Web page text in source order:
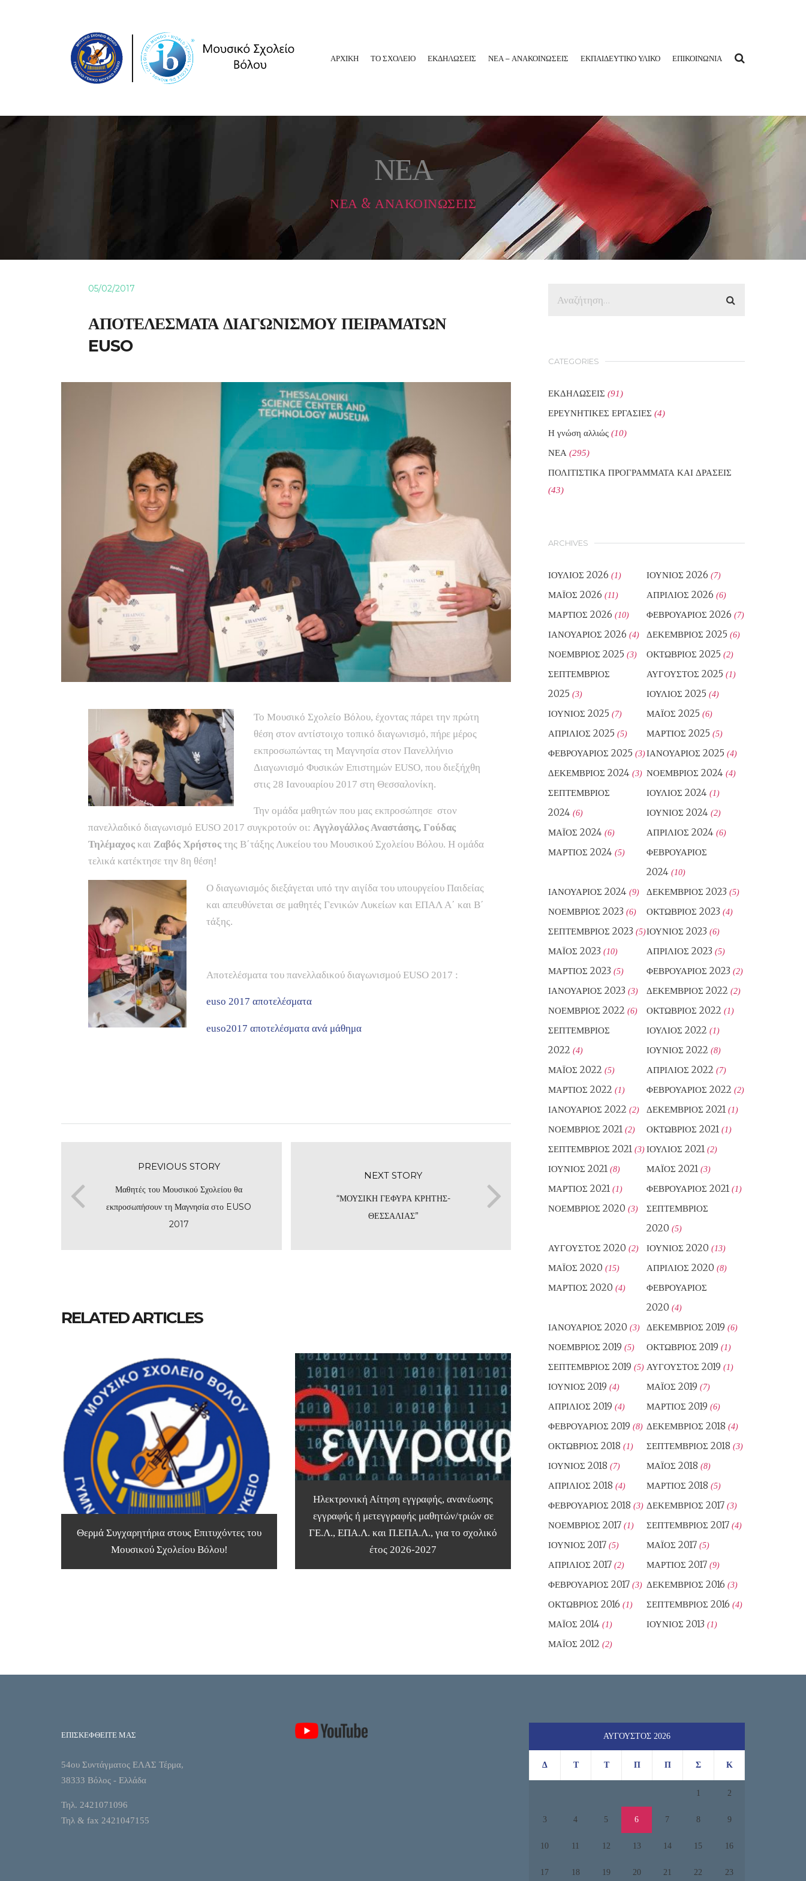
ΑΡΧΙΚΗ ΤΟ ΣΧΟΛΕΙΟ ΕΚΔΗΛΩΣΕΙΣ ΝΕΑ – ΑΝΑΚΟΙΝΩΣΕΙΣ ΕΚΠΑΙΔΕΥΤΙΚΟ ΥΛΙΚΟ ΕΠΙΚΟΙΝΩΝΙΑ
ΝΕΑ
ΝΕΑ & ΑΝΑΚΟΙΝΩΣΕΙΣ
05/02/2017
ΑΠΟΤΕΛΕΣΜΑΤΑ ΔΙΑΓΩΝΙΣΜΟΥ ΠΕΙΡΑΜΑΤΩΝ
EUSO
Το Μουσικό Σχολείο Βόλου, έχοντας πάρει την πρώτη
θέση στον αντίστοιχο τοπικό διαγωνισμό, πήρε μέρος
εκπροσωπώντας τη Μαγνησία στον Πανελλήνιο
Διαγωνισμό Φυσικών Επιστημών EUSO, που διεξήχθη
στις 28 Ιανουαρίου 2017 στη Θεσσαλονίκη.
Την ομάδα μαθητών που μας εκπροσώπησε στον
πανελλαδικό διαγωνισμό EUSO 2017 συγκροτούν οι: Αγγλογάλλος Αναστάσης, Γούδας
Τηλέμαχος και Ζαβός Χρήστος της Β΄τάξης Λυκείου του Μουσικού Σχολείου Βόλου. Η ομάδα
τελικά κατέκτησε την 8η θέση!
Ο διαγωνισμός διεξάγεται υπό την αιγίδα του υπουργείου Παιδείας
και απευθύνεται σε μαθητές Γενικών Λυκείων και ΕΠΑΛ Α΄ και Β΄
τάξης.
Αποτελέσματα του πανελλαδικού διαγωνισμού EUSO 2017 :
euso 2017 αποτελέσματα
euso2017 αποτελέσματα ανά μάθημα
PREVIOUS STORY
Μαθητές του Μουσικού Σχολείου θα
εκπροσωπήσουν τη Μαγνησία στο EUSO
2017
NEXT STORY
“ΜΟΥΣΙΚΗ ΓΕΦΥΡΑ ΚΡΗΤΗΣ-
ΘΕΣΣΑΛΙΑΣ”
RELATED ARTICLES
Θερμά Συγχαρητήρια στους Επιτυχόντες του
Μουσικού Σχολείου Βόλου!
Ηλεκτρονική Αίτηση εγγραφής, ανανέωσης
εγγραφής ή μετεγγραφής μαθητών/τριών σε
ΓΕ.Λ., ΕΠΑ.Λ. και Π.ΕΠΑ.Λ., για το σχολικό
έτος 2026-2027
CATEGORIES
ΕΚΔΗΛΩΣΕΙΣ (91)
ΕΡΕΥΝΗΤΙΚΕΣ ΕΡΓΑΣΙΕΣ (4)
Η γνώση αλλιώς (10)
ΝΕΑ (295)
ΠΟΛΙΤΙΣΤΙΚΑ ΠΡΟΓΡΑΜΜΑΤΑ ΚΑΙ ΔΡΑΣΕΙΣ
(43)
ARCHIVES
ΙΟΎΛΙΟΣ 2026 (1) ΙΟΎΝΙΟΣ 2026 (7)
ΜΆΙΟΣ 2026 (11) ΑΠΡΊΛΙΟΣ 2026 (6)
ΜΆΡΤΙΟΣ 2026 (10) ΦΕΒΡΟΥΆΡΙΟΣ 2026 (7)
ΙΑΝΟΥΆΡΙΟΣ 2026 (4) ΔΕΚΈΜΒΡΙΟΣ 2025 (6)
ΝΟΈΜΒΡΙΟΣ 2025 (3) ΟΚΤΏΒΡΙΟΣ 2025 (2)
ΣΕΠΤΈΜΒΡΙΟΣ
2025 (3)
ΑΎΓΟΥΣΤΟΣ 2025 (1)
ΙΟΎΛΙΟΣ 2025 (4)
ΙΟΎΝΙΟΣ 2025 (7) ΜΆΙΟΣ 2025 (6)
ΑΠΡΊΛΙΟΣ 2025 (5) ΜΆΡΤΙΟΣ 2025 (5)
ΦΕΒΡΟΥΆΡΙΟΣ 2025 (3)ΙΑΝΟΥΆΡΙΟΣ 2025 (4)
ΔΕΚΈΜΒΡΙΟΣ 2024 (3) ΝΟΈΜΒΡΙΟΣ 2024 (4)
ΣΕΠΤΈΜΒΡΙΟΣ
2024 (6)
ΙΟΎΛΙΟΣ 2024 (1)
ΙΟΎΝΙΟΣ 2024 (2)
ΜΆΙΟΣ 2024 (6) ΑΠΡΊΛΙΟΣ 2024 (6)
ΜΆΡΤΙΟΣ 2024 (5)
ΦΕΒΡΟΥΆΡΙΟΣ
2024 (10)
ΙΑΝΟΥΆΡΙΟΣ 2024 (9) ΔΕΚΈΜΒΡΙΟΣ 2023 (5)
ΝΟΈΜΒΡΙΟΣ 2023 (6) ΟΚΤΏΒΡΙΟΣ 2023 (4)
ΣΕΠΤΈΜΒΡΙΟΣ 2023 (5)ΙΟΎΝΙΟΣ 2023 (6)
ΜΆΙΟΣ 2023 (10) ΑΠΡΊΛΙΟΣ 2023 (5)
ΜΆΡΤΙΟΣ 2023 (5) ΦΕΒΡΟΥΆΡΙΟΣ 2023 (2)
ΙΑΝΟΥΆΡΙΟΣ 2023 (3) ΔΕΚΈΜΒΡΙΟΣ 2022 (2)
ΝΟΈΜΒΡΙΟΣ 2022 (6) ΟΚΤΏΒΡΙΟΣ 2022 (1)
ΣΕΠΤΈΜΒΡΙΟΣ
2022 (4)
ΙΟΎΛΙΟΣ 2022 (1)
ΙΟΎΝΙΟΣ 2022 (8)
ΜΆΙΟΣ 2022 (5) ΑΠΡΊΛΙΟΣ 2022 (7)
ΜΆΡΤΙΟΣ 2022 (1) ΦΕΒΡΟΥΆΡΙΟΣ 2022 (2)
ΙΑΝΟΥΆΡΙΟΣ 2022 (2) ΔΕΚΈΜΒΡΙΟΣ 2021 (1)
ΝΟΈΜΒΡΙΟΣ 2021 (2) ΟΚΤΏΒΡΙΟΣ 2021 (1)
ΣΕΠΤΈΜΒΡΙΟΣ 2021 (3)ΙΟΎΛΙΟΣ 2021 (2)
ΙΟΎΝΙΟΣ 2021 (8) ΜΆΙΟΣ 2021 (3)
ΜΆΡΤΙΟΣ 2021 (1) ΦΕΒΡΟΥΆΡΙΟΣ 2021 (1)
ΝΟΈΜΒΡΙΟΣ 2020 (3)
ΣΕΠΤΈΜΒΡΙΟΣ
2020 (5)
ΑΎΓΟΥΣΤΟΣ 2020 (2) ΙΟΎΝΙΟΣ 2020 (13)
ΜΆΙΟΣ 2020 (15) ΑΠΡΊΛΙΟΣ 2020 (8)
ΜΆΡΤΙΟΣ 2020 (4)
ΦΕΒΡΟΥΆΡΙΟΣ
2020 (4)
ΙΑΝΟΥΆΡΙΟΣ 2020 (3) ΔΕΚΈΜΒΡΙΟΣ 2019 (6)
ΝΟΈΜΒΡΙΟΣ 2019 (5) ΟΚΤΏΒΡΙΟΣ 2019 (1)
ΣΕΠΤΈΜΒΡΙΟΣ 2019 (5) ΑΎΓΟΥΣΤΟΣ 2019 (1)
ΙΟΎΝΙΟΣ 2019 (4) ΜΆΙΟΣ 2019 (7)
ΑΠΡΊΛΙΟΣ 2019 (4) ΜΆΡΤΙΟΣ 2019 (6)
ΦΕΒΡΟΥΆΡΙΟΣ 2019 (8) ΔΕΚΈΜΒΡΙΟΣ 2018 (4)
ΟΚΤΏΒΡΙΟΣ 2018 (1) ΣΕΠΤΈΜΒΡΙΟΣ 2018 (3)
ΙΟΎΝΙΟΣ 2018 (7) ΜΆΙΟΣ 2018 (8)
ΑΠΡΊΛΙΟΣ 2018 (4) ΜΆΡΤΙΟΣ 2018 (5)
ΦΕΒΡΟΥΆΡΙΟΣ 2018 (3) ΔΕΚΈΜΒΡΙΟΣ 2017 (3)
ΝΟΈΜΒΡΙΟΣ 2017 (1) ΣΕΠΤΈΜΒΡΙΟΣ 2017 (4)
ΙΟΎΝΙΟΣ 2017 (5) ΜΆΙΟΣ 2017 (5)
ΑΠΡΊΛΙΟΣ 2017 (2) ΜΆΡΤΙΟΣ 2017 (9)
ΦΕΒΡΟΥΆΡΙΟΣ 2017 (3) ΔΕΚΈΜΒΡΙΟΣ 2016 (3)
ΟΚΤΏΒΡΙΟΣ 2016 (1) ΣΕΠΤΈΜΒΡΙΟΣ 2016 (4)
ΜΆΙΟΣ 2014 (1) ΙΟΎΝΙΟΣ 2013 (1)
ΜΆΙΟΣ 2012 (2)
ΕΠΙΣΚΕΦΘΕΙΤΕ ΜΑΣ
54ου Συντάγματος ΕΛΑΣ Τέρμα,
38333 Βόλος - Ελλάδα
Τηλ. 2421071096
Τηλ & fax 2421047155
ΑΎΓΟΥΣΤΟΣ 2026
Δ Τ Τ Π Π Σ Κ
1 2
3 4 5 6 7 8 9
10 11 12 13 14 15 16
17 18 19 20 21 22 23